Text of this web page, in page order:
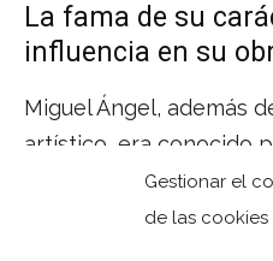
Gestionar el
de las cookies
La fama de su
influencia en su
Miguel Ángel, además
artístico, era conocido
fuerte y su carácter
única se reflejaba en